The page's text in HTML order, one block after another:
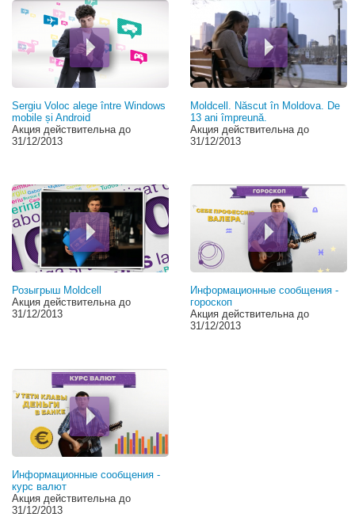
Sergiu Voloc alege între Windows
mobile și Android
Акция действительна до
31/12/2013
Moldcell. Născut în Moldova. De
13 ani împreună.
Акция действительна до
31/12/2013
Розыгрыш Moldcell
Акция действительна до
31/12/2013
Информационные сообщения -
гороскоп
Акция действительна до
31/12/2013
Информационные сообщения -
курс валют
Акция действительна до
31/12/2013